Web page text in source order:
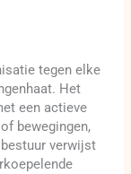
tegen elke
Het
een actieve
bewegingen,
verwijst